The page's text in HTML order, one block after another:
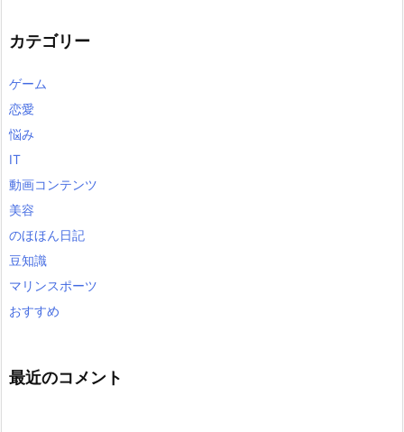
カテゴリー
ゲーム
恋愛
悩み
IT
動画コンテンツ
美容
のほほん日記
豆知識
マリンスポーツ
おすすめ
最近のコメント